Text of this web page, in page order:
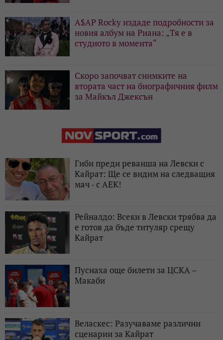
A$AP Rocky издаде подробности за
новия албум на Риана: „Тя е в
студиото в момента“
Скоро започват снимките на
втората част на биографичния филм
за Майкъл Джексън
Гиби преди реванша на Левски с
Кайрат: Ще се видим на следващия
мач - с АЕК!
Рейналдо: Всеки в Левски трябва да
е готов да бъде титуляр срещу
Кайрат
Пуснаха още билети за ЦСКА –
Макаби
Веласкес: Разучаваме различни
сценарии за Кайрат